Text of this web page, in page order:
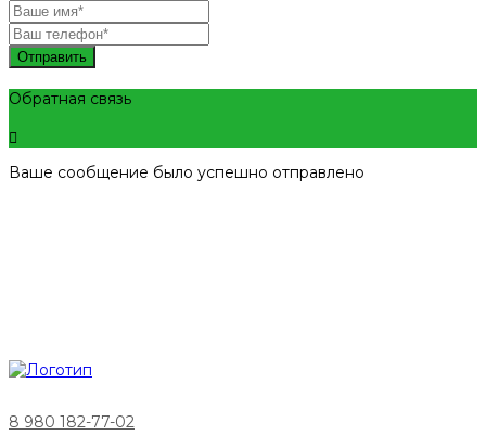
Отправить
Обратная связь
Ваше сообщение было успешно отправлено
8 980 182-77-02